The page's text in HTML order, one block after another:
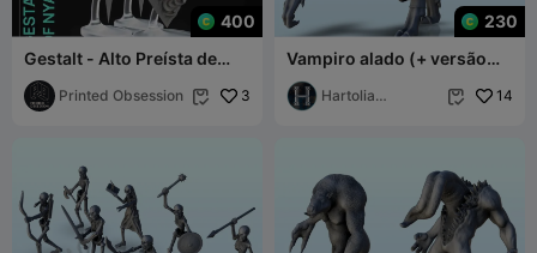
400
Gestalt - Alto Preísta de
Nyarlathetop - clube de luta
da sociedade - Pré
Printed Obsession  3
230
Vampiro alado (+ versão
pré-suportada) (18) -
miniaturas w
Hartolia
 14